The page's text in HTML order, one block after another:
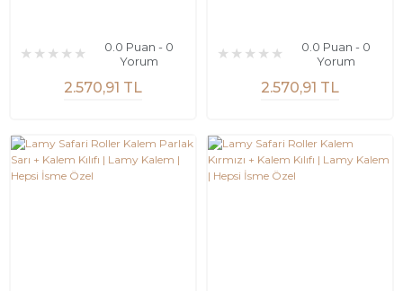
0.0 Puan - 0
Yorum
2.570,91 TL
0.0 Puan - 0
Yorum
2.570,91 TL